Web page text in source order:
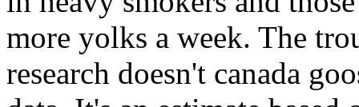
more yolks a week. The
research doesn't canada